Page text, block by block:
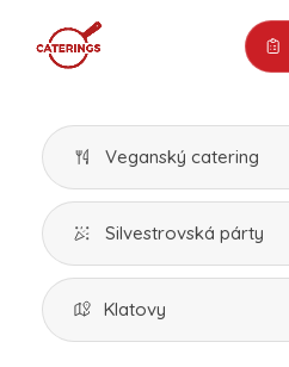
Veganský catering
Silvestrovská párty
Klatovy